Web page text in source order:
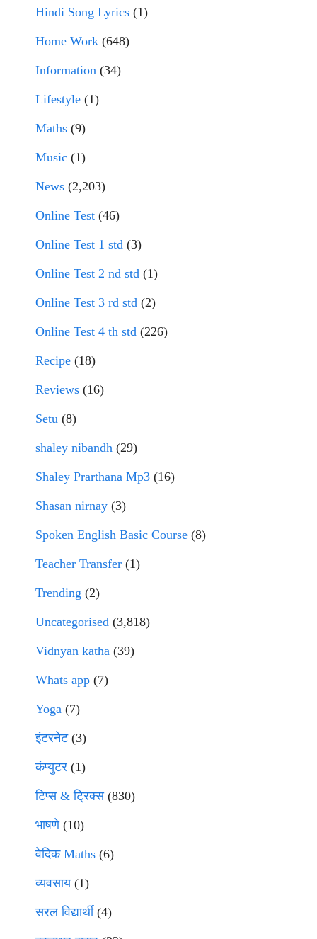
Hindi Song Lyrics (1)
Home Work (648)
Information (34)
Lifestyle (1)
Maths (9)
Music (1)
News (2,203)
Online Test (46)
Online Test 1 std (3)
Online Test 2 nd std (1)
Online Test 3 rd std (2)
Online Test 4 th std (226)
Recipe (18)
Reviews (16)
Setu (8)
shaley nibandh (29)
Shaley Prarthana Mp3 (16)
Shasan nirnay (3)
Spoken English Basic Course (8)
Teacher Transfer (1)
Trending (2)
Uncategorised (3,818)
Vidnyan katha (39)
Whats app (7)
Yoga (7)
इंटरनेट(3)
कंप्युटर (1)
टिप्स & ट्रिक्स(830)
भाषणे(10)
वेदिक Maths (6)
व्यवसाय(1)
सरल विद्यार्थी(4)